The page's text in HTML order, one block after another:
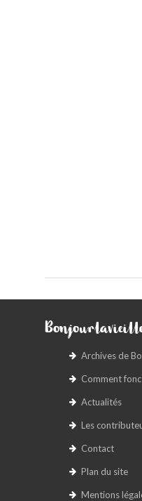
Archives de
Comment
Actualités
Les
Contact
Plan du site
Mentions